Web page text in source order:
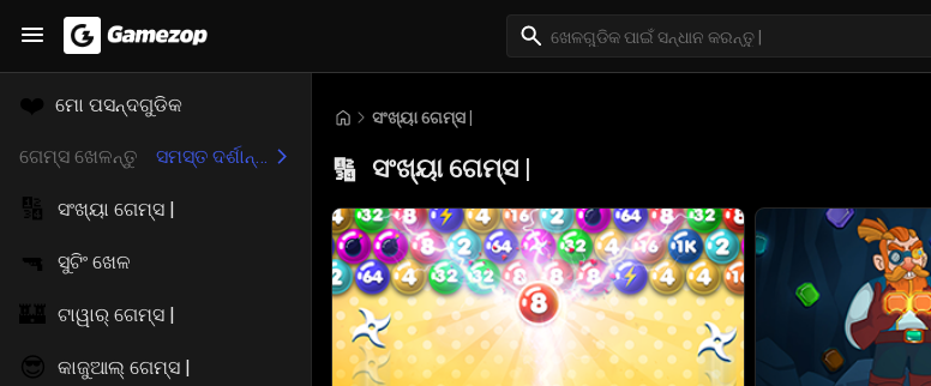
❤️ ମୋ ପସନ୍ଦଗୁଡିକ
ଗେମ୍ସ ଖେଳନ୍ତୁ ସମସ୍ତ ଦର୍ଶାନ୍ତୁ
🔢 ସଂଖ୍ୟା ଗେମ୍ସ |
🔫 ସୁଟିଂ ଖେଳ
🏰 ଟାୱାର୍ ଗେମ୍ସ |
😎 କାଜୁଆଲ୍ ଗେମ୍ସ |
ସଂଖ୍ୟା ଗେମ୍ସ |
🔢 ସଂଖ୍ୟା ଗେମ୍ସ |